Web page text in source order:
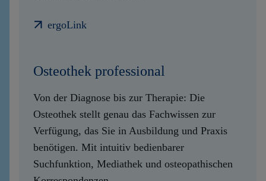
ergoLink
Osteothek professional
Von der Diagnose bis zur Therapie: Die
Osteothek stellt genau das Fachwissen zur
Verfügung, das Sie in Ausbildung und Praxis
benötigen. Mit intuitiv bedienbarer
Suchfunktion, Mediathek und osteopathischen